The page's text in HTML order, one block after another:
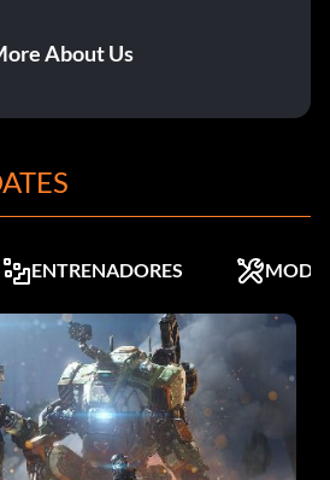
About Us
ENTRENADORES MODS